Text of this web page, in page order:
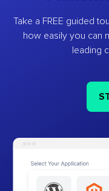
Take a FREE guided
how easily you can
leading